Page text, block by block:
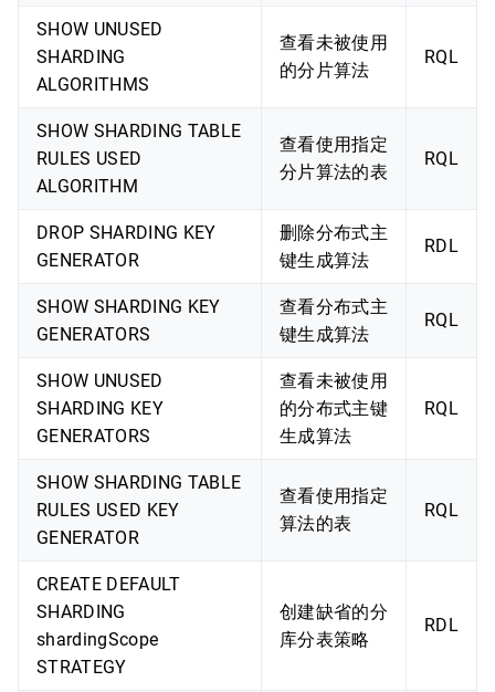
SHOW UNUSED
SHARDING
ALGORITHMS
查看未被使用
的分片算法
RQL
SHOW SHARDING TABLE
RULES USED
ALGORITHM
查看使用指定
分片算法的表
RQL
DROP SHARDING KEY
GENERATOR
删除分布式主
键生成算法
RDL
SHOW SHARDING KEY
GENERATORS
查看分布式主
键生成算法
RQL
SHOW UNUSED
SHARDING KEY
GENERATORS
查看未被使用
的分布式主键
生成算法
RQL
SHOW SHARDING TABLE
RULES USED KEY
GENERATOR
查看使用指定
算法的表
RQL
CREATE DEFAULT
SHARDING
shardingScope
STRATEGY
创建缺省的分
库分表策略
RDL